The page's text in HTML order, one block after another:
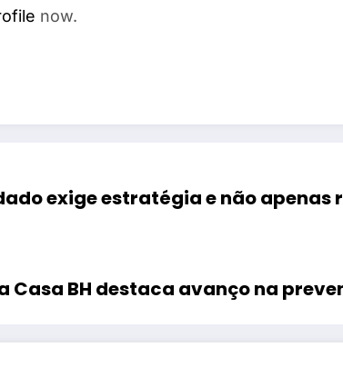
now.
exige estratégia e não
BH destaca avanço na